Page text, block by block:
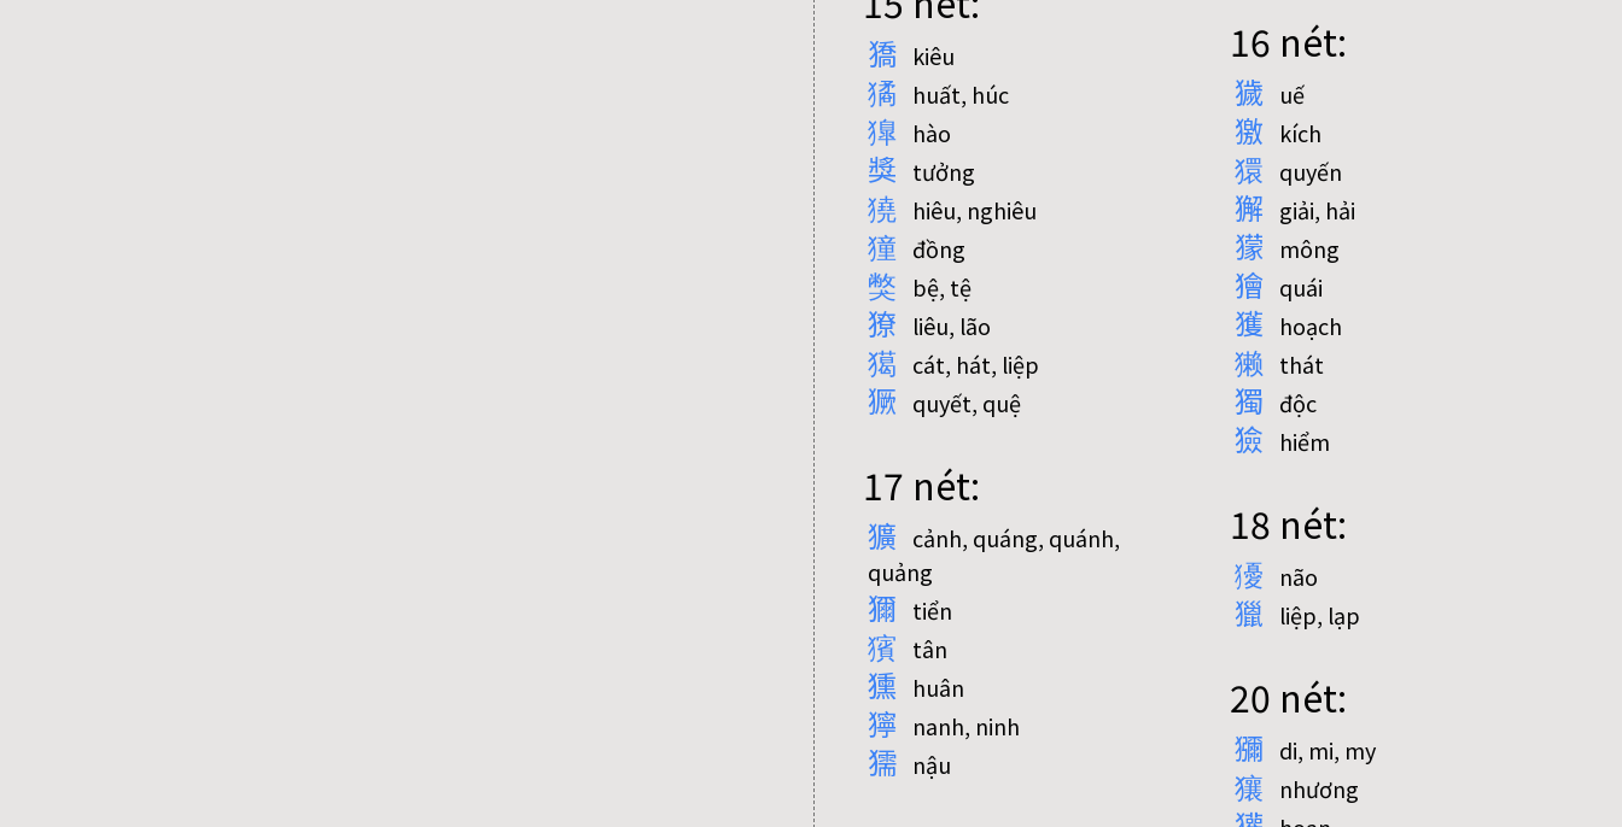
獢 kiêu
獝 huất, húc
獋 hào
獎 tưởng
獟 hiêu, nghiêu
獞 đồng
獘 bệ, tệ
獠 liêu, lão
獦 cát, hát, liệp
獗 quyết, quệ
17 nét:
獷 cảnh, quáng, quánh,
quảng
獮 tiển
獱 tân
獯 huân
獰 nanh, ninh
獳 nậu
16 nét:
獩 uế
獥 kích
獧 quyến
獬 giải, hải
獴 mông
獪 quái
獲 hoạch
獭 thát
獨 độc
獫 hiểm
18 nét:
獶 não
獵 liệp, lạp
20 nét:
獼 di, mi, my
獽 nhương